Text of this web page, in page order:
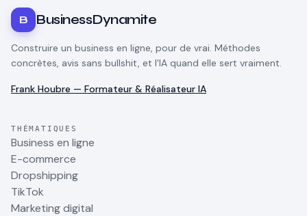
B BusinessDynamite
Construire un business en ligne, pour de vrai. Méthodes
concrètes, avis sans bullshit, et l'IA quand elle sert vraiment.
Frank Houbre — Formateur & Réalisateur IA
THÉMATIQUES
Business en ligne
E-commerce
Dropshipping
TikTok
Marketing digital